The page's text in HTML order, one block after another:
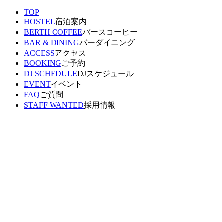
TOP
HOSTEL宿泊案内
BERTH COFFEEバースコーヒー
BAR & DININGバーダイニング
ACCESSアクセス
BOOKINGご予約
DJ SCHEDULEDJスケジュール
EVENTイベント
FAQご質問
STAFF WANTED採用情報